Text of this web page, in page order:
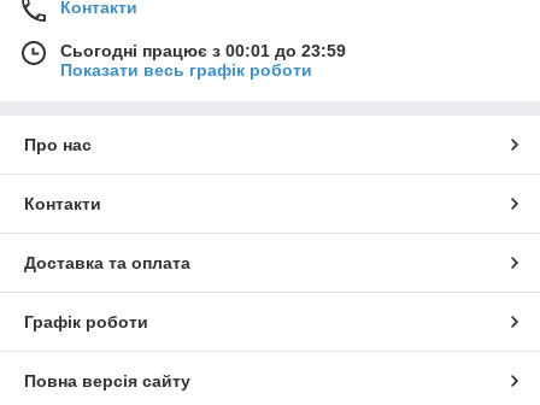
Контакти
Сьогодні працює з 00:01 до 23:59
Показати весь графік роботи
Про нас
Контакти
Доставка та оплата
Графік роботи
Повна версія сайту